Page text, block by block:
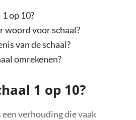
op 10?
woord voor schaal?
van de schaal?
omrekenen?
1 op 10?
een verhouding die vaak